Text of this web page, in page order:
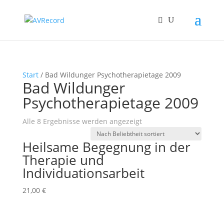
Start/ Bad Wildunger Psychotherapietage 2009
Bad Wildunger
Psychotherapietage 2009
Alle 8 Ergebnisse werden angezeigtNach
Beliebtheit
sortiert
Heilsame Begegnung in der
Therapie und
Individuationsarbeit
21,00 €